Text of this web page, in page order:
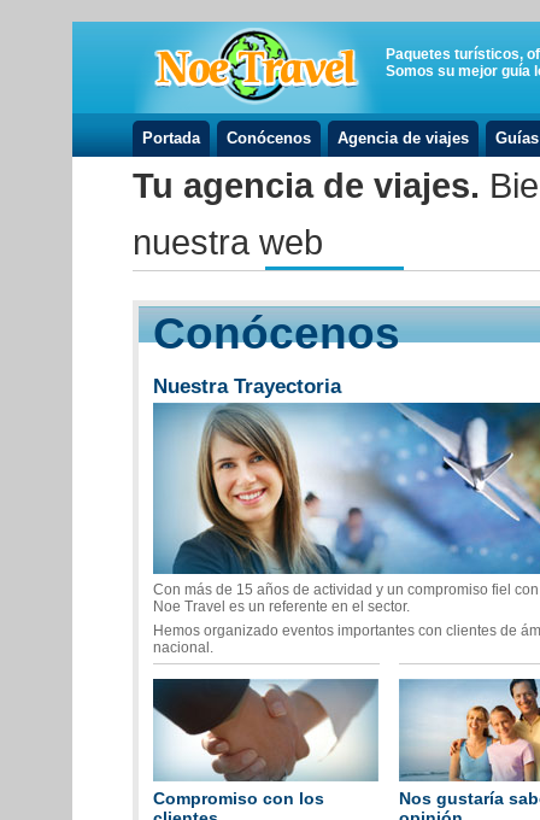
Paquetes turísticos,
Somos su mejor guía
Portada Conócenos Agencia de viajes
Tu agencia de viajes.
nuestra web
Conócenos
Nuestra Trayectoria
Con más de 15 años de actividad y un compromiso fiel
Noe Travel es un referente en el sector.
Hemos organizado eventos importantes con clientes de
nacional.
Compromiso con los
Nos gustaría